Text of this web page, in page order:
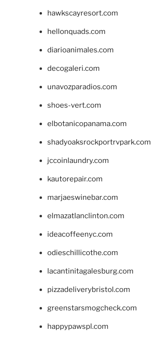
hawkscayresort.com
hellonquads.com
diarioanimales.com
decogaleri.com
unavozparadios.com
shoes-vert.com
elbotanicopanama.com
shadyoaksrockportrvpark.com
jccoinlaundry.com
kautorepair.com
marjaeswinebar.com
elmazatlanclinton.com
ideacoffeenyc.com
odieschillicothe.com
lacantinitagalesburg.com
pizzadeliverybristol.com
greenstarsmogcheck.com
happypawspl.com